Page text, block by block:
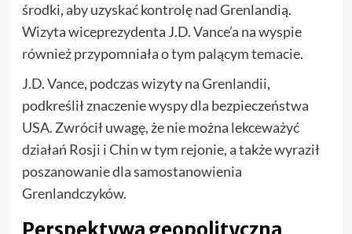
środki, aby uzyskać kontrolę nad Grenlandią.
Wizyta wiceprezydenta J.D. Vance’a na wyspie
również przypomniała o tym palącym temacie.
J.D. Vance, podczas wizyty na Grenlandii,
podkreślił znaczenie wyspy dla bezpieczeństwa
USA. Zwrócił uwagę, że nie można lekceważyć
działań Rosji i Chin w tym rejonie, a także wyraził
poszanowanie dla samostanowienia
Grenlandczyków.